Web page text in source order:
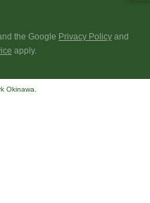
the Google Privacy Policy and
apply.
Okinawa.